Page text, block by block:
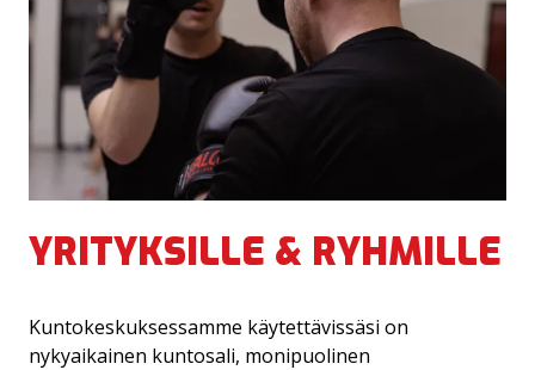
YRITYKSILLE & RYHMILLE
Kuntokeskuksessamme käytettävissäsi on
nykyaikainen kuntosali, monipuolinen
OHJATUT TUNNIT
HIERONTA
PERSONAL TRAINING
SOLARIUM